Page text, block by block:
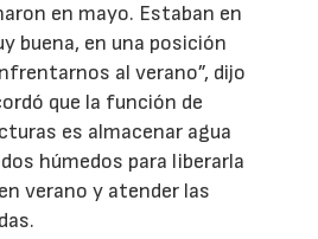
en mayo. Estaban en
buena, en una posición
al verano”, dijo
que la función de
es almacenar agua
húmedos para liberarla
verano y atender las